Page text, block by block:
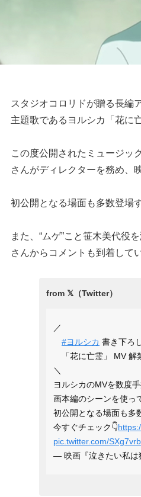
スタジオコロリドが贈る長編
主題歌である ヨルシカ「花に
この度公開されたミュージッ
さんがディレクターを務め、
初公開となる場面も多数登場
また、“ムゲ”こと笹木美代役
さんからコメントも到着して
／
#ヨルシカ 書き下ろ
「花に亡霊」 MV 解
＼
ヨルシカのMVを数度
画本編のシーンを使っ
初公開となる場面も多
今すぐチェック👇
pic.twitter.com/
— 映画『泣きたい私は